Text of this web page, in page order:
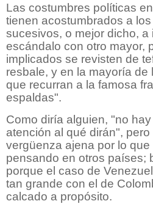
Las costumbres políticas
tienen acostumbrados a
sucesivos, o mejor dicho, a
escándalo con otro mayor,
implicados se revisten de
resbale, y en la mayoría de
que recurran a la famosa
espaldas".
Como diría alguien, "no
atención al qué dirán",
vergüenza ajena por lo
pensando en otros países;
porque el caso de
tan grande con el de
calcado a propósito.